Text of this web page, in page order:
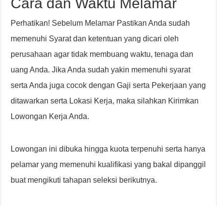
Perhatikan! Sebelum Melamar Pastikan Anda sudah
memenuhi Syarat dan ketentuan yang dicari oleh
perusahaan agar tidak membuang waktu, tenaga dan
uang Anda. Jika Anda sudah yakin memenuhi syarat
serta Anda juga cocok dengan Gaji serta Pekerjaan yang
ditawarkan serta Lokasi Kerja, maka silahkan Kirimkan
Lowongan Kerja Anda.
Lowongan ini dibuka hingga kuota terpenuhi serta hanya
pelamar yang memenuhi kualifikasi yang bakal dipanggil
buat mengikuti tahapan seleksi berikutnya.